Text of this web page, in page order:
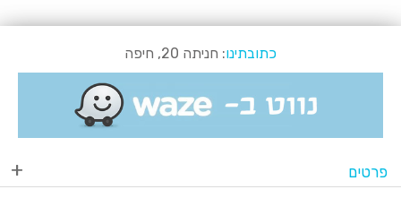
כתובתינו: חניתה 20, חיפה
פרטים